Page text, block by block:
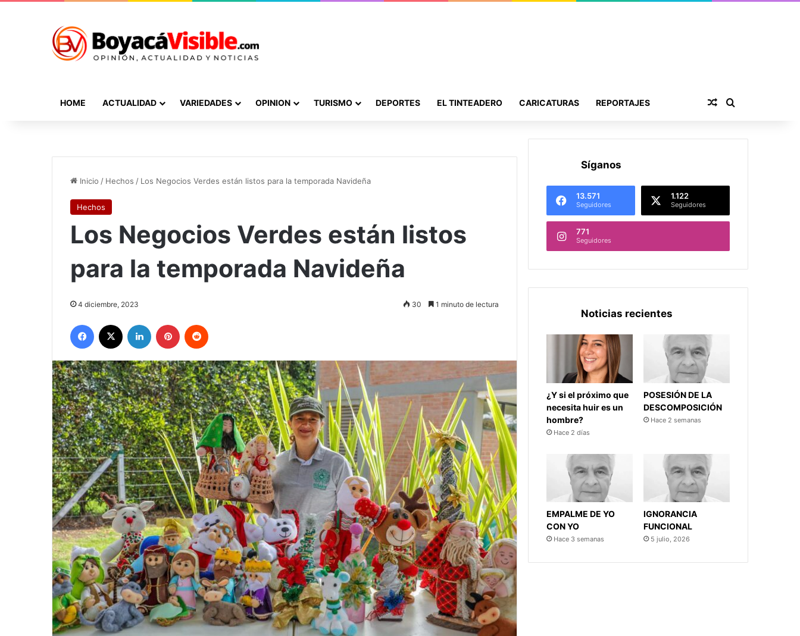
HOME ACTUALIDAD VARIEDADES OPINION TURISMO DEPORTES EL TINTEADERO CARICATURAS REPORTAJES Publicación al
Inicio / Hechos / Los Negocios Verdes están listos para la temporada Navideña
Hechos
Los Negocios Verdes están listos
para la temporada Navideña
4 diciembre, 2023 30 1 minuto de lectura
Facebook LinkedIn Pinterest
Síganos
13.571
Seguidores
1.122
Seguidores
771
Seguidores
Noticias recientes
¿Y si el próximo que
necesita huir es un
hombre?
Hace 2 días
POSESIÓN DE LA
DESCOMPOSICIÓN
Hace 2 semanas
EMPALME DE YO
CON YO
Hace 3 semanas
IGNORANCIA
FUNCIONAL
5 julio, 2026